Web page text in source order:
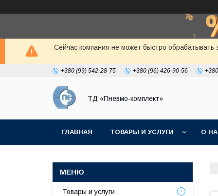
Сейчас компания не может быстро
+380 (99) 542-28-75 +380 (96) 426-90-56
ТД «Пневмо-комплект»
ГЛАВНАЯ ТОВАРЫ И УСЛУГИ О
Товары и услуги